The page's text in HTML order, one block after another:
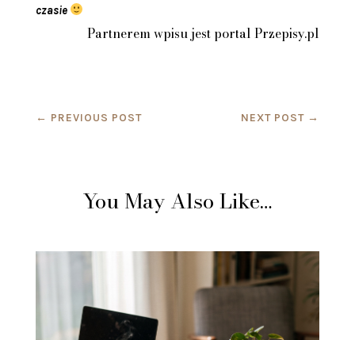
czasie
Partnerem wpisu jest portal Przepisy.pl
← PREVIOUS POST NEXT POST →
You May Also Like…